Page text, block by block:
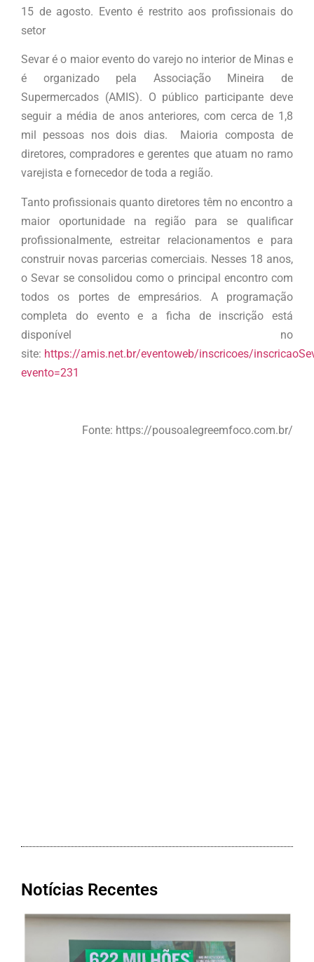
15 de agosto. Evento é restrito aos profissionais do
setor
Sevar é o maior evento do varejo no interior de Minas e
é organizado pela Associação Mineira de
Supermercados (AMIS). O público participante deve
seguir a média de anos anteriores, com cerca de 1,8
mil pessoas nos dois dias. Maioria composta de
diretores, compradores e gerentes que atuam no ramo
varejista e fornecedor de toda a região.
Tanto profissionais quanto diretores têm no encontro a
maior oportunidade na região para se qualificar
profissionalmente, estreitar relacionamentos e para
construir novas parcerias comerciais. Nesses 18 anos,
o Sevar se consolidou como o principal encontro com
todos os portes de empresários. A programação
completa do evento e a ficha de inscrição está
disponível no
site: https://amis.net.br/eventoweb/inscricoes/
evento=231
Fonte: https://pousoalegreemfoco.com.br/
Notícias Recentes